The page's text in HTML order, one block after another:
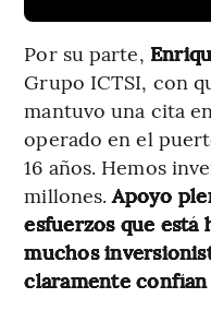
Por su parte,
Grupo ICTSI, con
mantuvo una cita
operado en el
16 años. Hemos
millones.Apoyo
esfuerzos que está
muchos
claramente confían